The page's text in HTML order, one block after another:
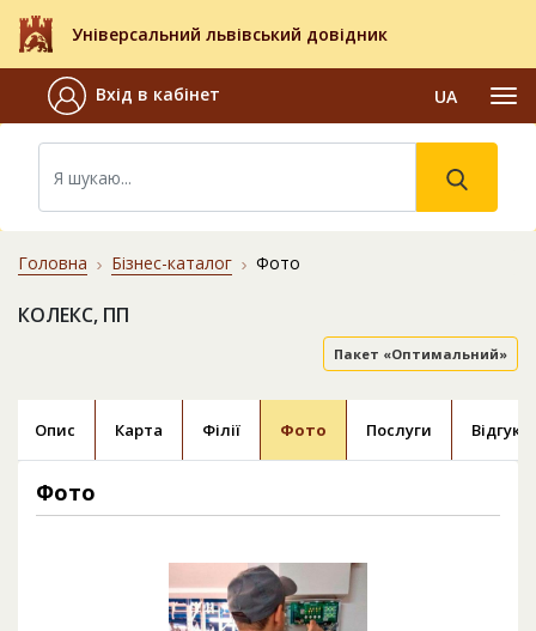
Універсальний львівський довідник
Вхід в кабінет UA
Головна Бізнес-каталог Фото
КОЛЕКС, ПП
Пакет «Оптимальний»
Опис Карта Філії Фото Послуги Відгуки
Фото